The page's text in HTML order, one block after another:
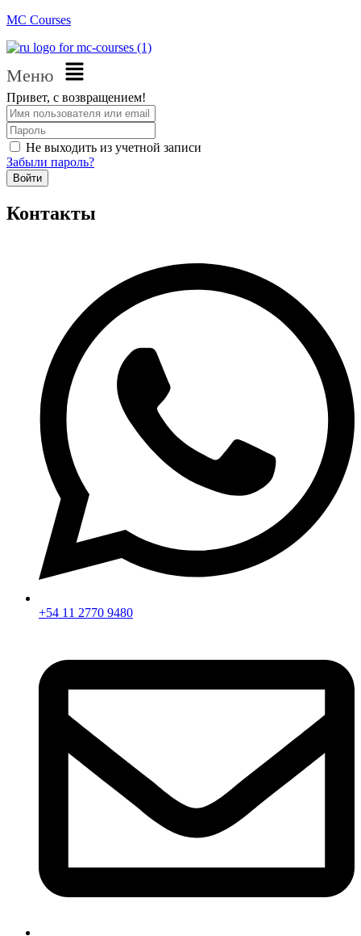
MC Courses
Меню
Привет, с возвращением!
Не выходить из учетной записи
Забыли пароль?
Войти
Контакты
+54 11 2770 9480